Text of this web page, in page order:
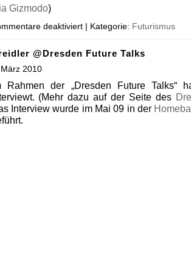
Gizmodo)
deaktiviert | Kategorie: Futurismus
@Dresden Future Talks
2010
Rahmen der „Dresden Future Talks“
(Mehr dazu auf der Seite des
Interview wurde im Mai 09 in der